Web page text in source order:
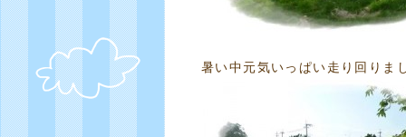
暑い中元気いっぱい走り回りま